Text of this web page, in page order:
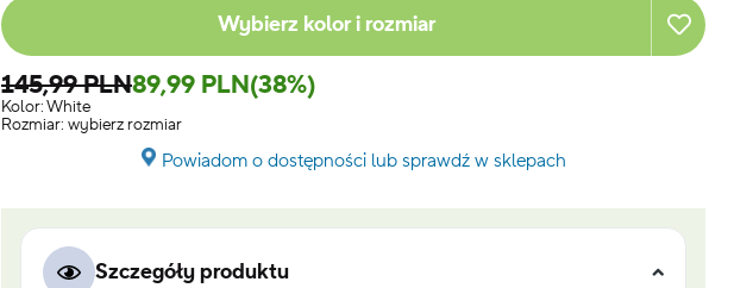
Wybierz kolor i rozmiar
145,99 PLN89,99 PLN(38%)
Kolor:White
Rozmiar: wybierz rozmiar
Powiadom o dostępności lub sprawdź w sklepach
Szczegóły produktu